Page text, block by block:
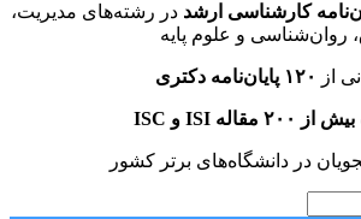
در رشته‌های مدیریت،
روان‌شناسی و علوم پایه
از ۱۲۰ پایان‌نامه دکتری
بیش از ۲۰۰ مقاله ISI و ISC
در دانشگاه‌های برتر کشور